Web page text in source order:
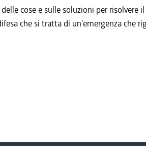
cose e sulle soluzioni per risolvere il
che si tratta di un'emergenza che